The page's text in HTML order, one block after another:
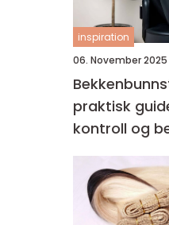
inspiration
06. November 2025
praktisk
kontroll og
hverdagsliv